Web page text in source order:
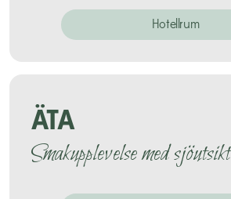
Hotellrum
ÄTA
Smakupplevelse med sjöutsikt